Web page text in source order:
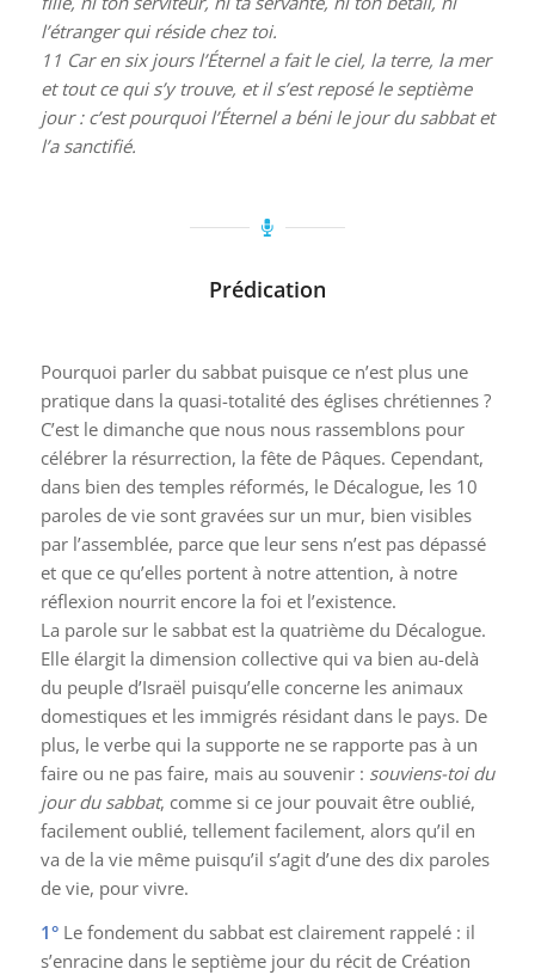
l’étranger qui réside chez toi.
11 Car en six jours l’Éternel a fait le ciel, la terre, la mer
et tout ce qui s’y trouve, et il s’est reposé le septième
jour : c’est pourquoi l’Éternel a béni le jour du sabbat et
l’a sanctifié.
Prédication
Pourquoi parler du sabbat puisque ce n’est plus une
pratique dans la quasi-totalité des églises chrétiennes ?
C’est le dimanche que nous nous rassemblons pour
célébrer la résurrection, la fête de Pâques. Cependant,
dans bien des temples réformés, le Décalogue, les 10
paroles de vie sont gravées sur un mur, bien visibles
par l’assemblée, parce que leur sens n’est pas dépassé
et que ce qu’elles portent à notre attention, à notre
réflexion nourrit encore la foi et l’existence.
La parole sur le sabbat est la quatrième du Décalogue.
Elle élargit la dimension collective qui va bien au-delà
du peuple d’Israël puisqu’elle concerne les animaux
domestiques et les immigrés résidant dans le pays. De
plus, le verbe qui la supporte ne se rapporte pas à un
faire ou ne pas faire, mais au souvenir : souviens-toi du
jour du sabbat, comme si ce jour pouvait être oublié,
facilement oublié, tellement facilement, alors qu’il en
va de la vie même puisqu’il s’agit d’une des dix paroles
de vie, pour vivre.
1°Le fondement du sabbat est clairement rappelé : il
s’enracine dans le septième jour du récit de Création